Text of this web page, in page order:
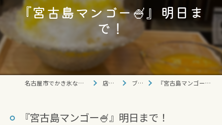
『宮古島マンゴー🍧』明日ま
で！
名古屋市でかき氷なら甘味や 澤田商店 店舗情報 ブログ 『宮古島マンゴー🍧』明日まで！
『宮古島マンゴー🍧』明日まで！